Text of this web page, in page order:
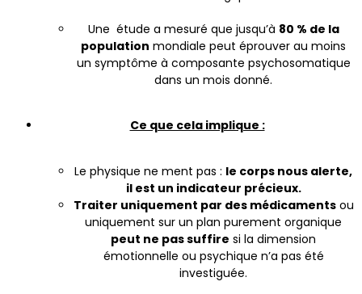
Une étude a mesuré que jusqu’à 80 % de la
population mondiale peut éprouver au moins
un symptôme à composante psychosomatique
dans un mois donné.
Ce que cela implique :
Le physique ne ment pas : le corps nous alerte,
il est un indicateur précieux.
Traiter uniquement par des médicamentsou
uniquement sur un plan purement organique
peut ne pas suffire si la dimension
émotionnelle ou psychique n’a pas été
investiguée.